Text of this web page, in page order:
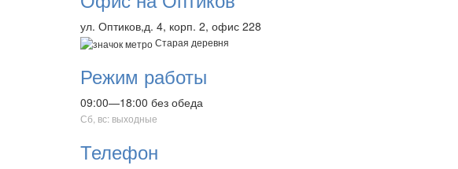
ул. Оптиков,д. 4, корп. 2, офис 228
Старая деревня
Режим работы
09:00—18:00 без обеда
Сб, вс: выходные
Телефон